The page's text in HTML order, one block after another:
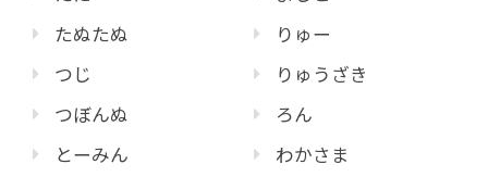
たぬたぬ
つじ
つぼんぬ
とーみん
りゅー
りゅうざき
ろん
わかさま